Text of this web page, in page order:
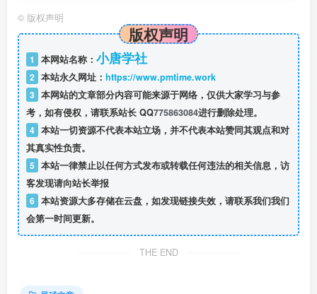
© 版权声明
版权声明
1 本网站名称： 小唐学社
2 本站永久网址： https://www.pmtime.work
3 本网站的文章部分内容可能来源于网络，仅供大家学习与参
考，如有侵权，请联系站长 QQ775863084进行删除处理。
4 本站一切资源不代表本站立场，并不代表本站赞同其观点和对
其真实性负责。
5 本站一律禁止以任何方式发布或转载任何违法的相关信息，访
客发现请向站长举报
6 本站资源大多存储在云盘，如发现链接失效，请联系我们我们
会第一时间更新。
THE END